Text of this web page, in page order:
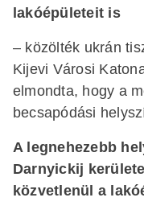
lakóépületeit is
– közölték ukrán
Kijevi Városi
elmondta, hogy a
becsapódási
A legnehezebb
Darnyickij
közvetlenül a